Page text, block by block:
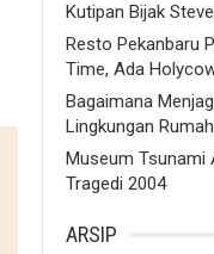
Kutipan Bijak
Resto Pekanbaru
Time, Ada
Bagaimana
Lingkungan Rumah
Museum Tsunami
Tragedi 2004
ARSIP